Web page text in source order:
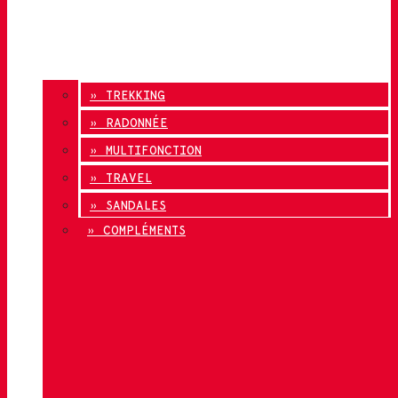
» TREKKING
» RADONNÉE
» MULTIFONCTION
» TRAVEL
» SANDALES
» COMPLÉMENTS